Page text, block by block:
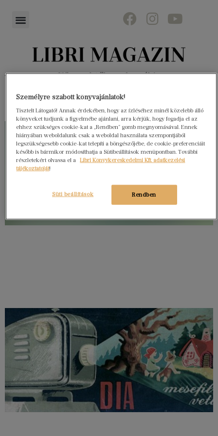
Könyvektől az olvasókig
Személyre szabott könyvajánlatok!
Tisztelt Látogató! Annak érdekében, hogy az ízléséhez minél közelebb álló
könyveket tudjunk a figyelmébe ajánlani, arra kérjük, hogy fogadja el az
ehhez szükséges cookie-kat a „Rendben” gomb megnyomásával. Ennek
hiányában weboldalunk csak a weboldal használata szempontjából
legszükségesebb cookie-kat telepíti a böngészőjébe, de cookie-preferenciáit
később is bármikor módosíthatja a Sütibeállítások menüpontban. További
részletekért olvassa el a
Libri Könyvkereskedelmi Kft. adatkezelési
tájékoztatóját!
Rendben
Süti beállítások